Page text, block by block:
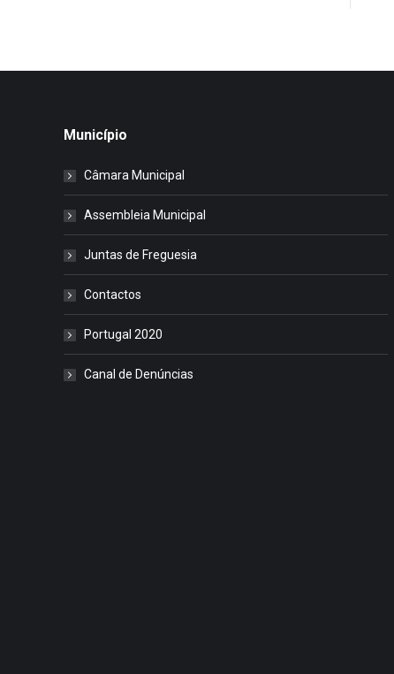
Município
Câmara Municipal
Assembleia Municipal
Juntas de Freguesia
Contactos
Portugal 2020
Canal de Denúncias